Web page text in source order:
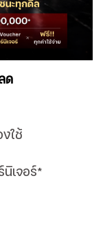
ด
ใช้
นิเจอร์*